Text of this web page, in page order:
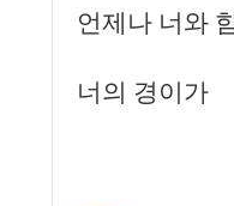
언제나 너와
너의 경이가